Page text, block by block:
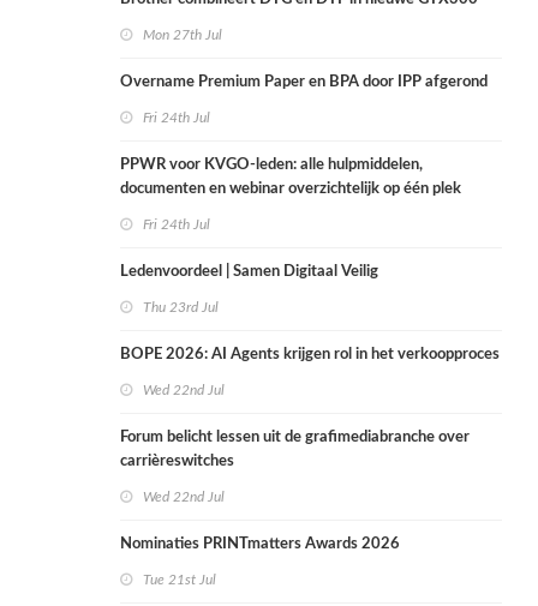
Mon 27th Jul
Overname Premium Paper en BPA door IPP afgerond
Fri 24th Jul
PPWR voor KVGO-leden: alle hulpmiddelen,
documenten en webinar overzichtelijk op één plek
Fri 24th Jul
Ledenvoordeel | Samen Digitaal Veilig
Thu 23rd Jul
BOPE 2026: AI Agents krijgen rol in het verkoopproces
Wed 22nd Jul
Forum belicht lessen uit de grafimediabranche over
carrièreswitches
Wed 22nd Jul
Nominaties PRINTmatters Awards 2026
Tue 21st Jul